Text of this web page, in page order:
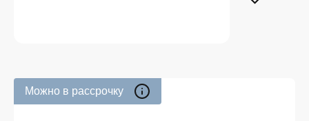
Можно в рассрочку